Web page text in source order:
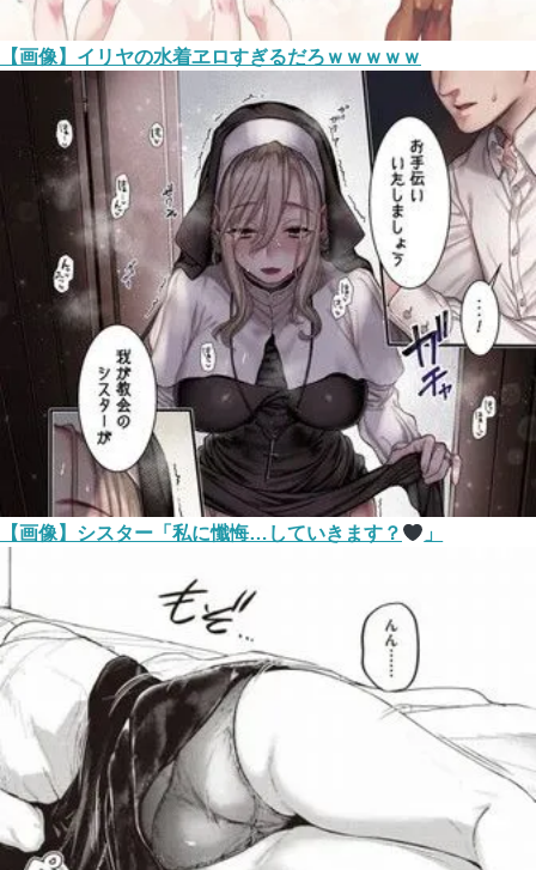
【画像】イリヤの水着ヱロすぎるだろｗｗｗｗｗ
【画像】シスター「私に懺悔…していきます？ 」